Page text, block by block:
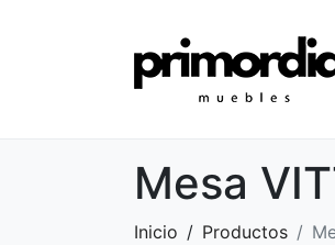
Mesa
Inicio Productos